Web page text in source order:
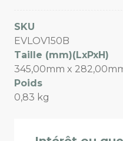
SKU
EVLOV150B
Taille (mm)(LxPxH)
345,00mm x
Poids
0,83 kg